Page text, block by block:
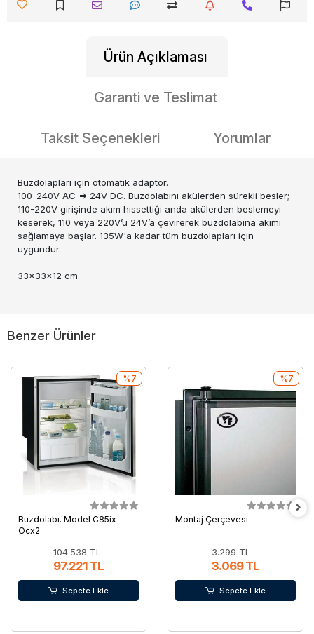
Ürün Açıklaması
Garanti ve Teslimat
Taksit Seçenekleri Yorumlar
Buzdolapları için otomatik adaptör.
100-240V AC => 24V DC. Buzdolabını akülerden sürekli besler;
110-220V girişinde akım hissettiği anda akülerden beslemeyi
keserek, 110 veya 220V’u 24V’a çevirerek buzdolabına akımı
sağlamaya başlar. 135W'a kadar tüm buzdolapları için
uygundur.
33x33x12 cm.
Benzer Ürünler
Buzdolabı. Model C85ix
Ocx2
104.538 TL
97.221 TL
%7
Sepete Ekle
Montaj Çerçevesi
3.299 TL
3.069 TL
%7
Sepete Ekle